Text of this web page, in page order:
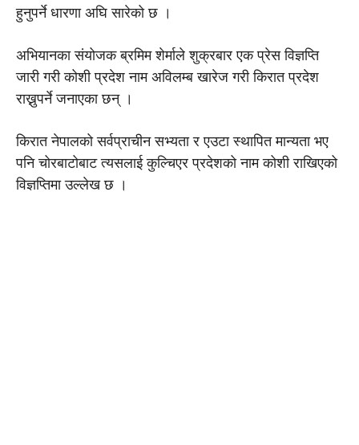
हुनुपर्ने धारणा अघि सारेको छ ।
अभियानका संयोजक ब्रमिम शेर्माले शुक्रबार एक प्रेस विज्ञप्ति
जारी गरी कोशी प्रदेश नाम अविलम्ब खारेज गरी किरात प्रदेश
राख्नुपर्ने जनाएका छन् ।
किरात नेपालको सर्वप्राचीन सभ्यता र एउटा स्थापित मान्यता भए
पनि चोरबाटोबाट त्यसलाई कुल्चिएर प्रदेशको नाम कोशी राखिएको
विज्ञप्तिमा उल्लेख छ ।